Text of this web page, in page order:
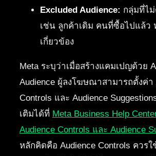
Excluded Audience: กลุ่มที่ไ
เช่น ลูกค้าเดิม คนที่ซื้อไปแล้ว
เกี่ยวข้อง
Meta ระบุว่าเมื่อสร้างแคมเปญด้วย
Audience ผู้ลงโฆษณาสามารถตั้งค่า
Controls และ Audience
เติมได้ที่ Meta Business Help
Audience Controls และ Audience
หลักคิดคือ Audience Controls ควรใ